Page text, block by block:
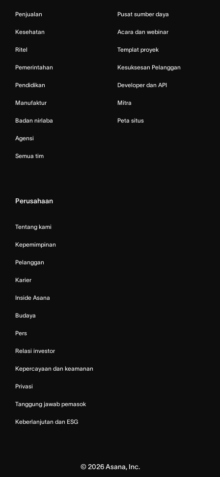
Penjualan
Kesehatan
Ritel
Pemerintahan
Pendidikan
Manufaktur
Badan nirlaba
Agensi
Semua tim
Pusat sumber daya
Acara dan webinar
Templat proyek
Kesuksesan Pelanggan
Developer dan API
Mitra
Peta situs
Perusahaan
Tentang kami
Kepemimpinan
Pelanggan
Karier
Inside Asana
Budaya
Pers
Relasi investor
Kepercayaan dan keamanan
Privasi
Tanggung jawab pemasok
Keberlanjutan dan ESG
© 2026Asana, Inc.